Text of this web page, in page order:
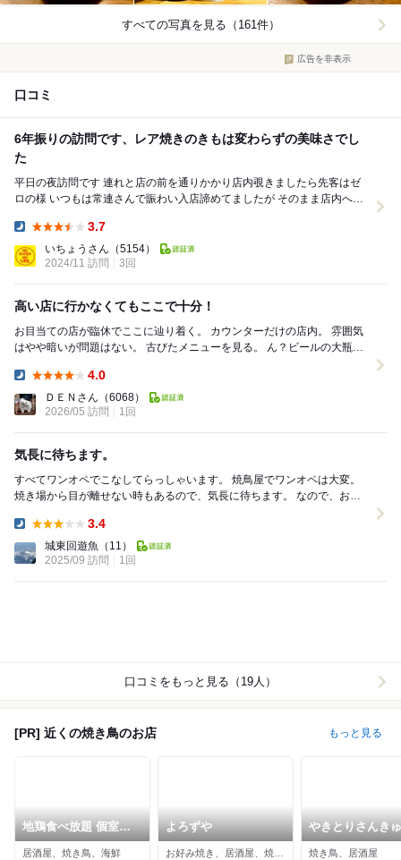
すべての写真を見る（161件）
広告を非表示
口コミ
6年振りの訪問です、レア焼きのきもは変わらずの美味さでし
た
平日の夜訪問です 連れと店の前を通りかかり店内覗きましたら先客はゼ
ロの様 いつもは常連さんで賑わい入店諦めてましたが そのまま店内へ吸
3.7
いちょうさん （5154）
2024/11 訪問
3回
高い店に行かなくてもここで十分！
お目当ての店が臨休でここに辿り着く。 カウンターだけの店内。 雰囲気
はやや暗いが問題はない。 古びたメニューを見る。 ん？ビールの大瓶が
4.0
ＤＥＮさん （6068）
2026/05 訪問
1回
気長に待ちます。
すべてワンオペでこなしてらっしゃいます。 焼鳥屋でワンオペは大変。
焼き場から目が離せない時もあるので、気長に待ちます。 なので、お酒
3.4
城東回遊魚 （11）
2025/09 訪問
1回
口コミをもっと見る（19人）
[PR] 近くの焼き鳥のお店 もっと見る
地鶏食べ放題 個室居
酒屋 串楽 錦糸町店
居酒屋、焼き鳥、海鮮
よろずや
やきとりさんき
錦糸町店
焼き鳥、居酒屋